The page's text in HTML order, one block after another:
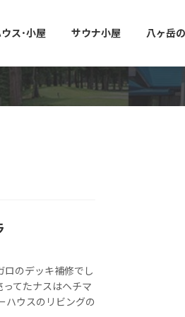
ス･小屋 サウナ小屋 八ヶ岳
のデッキ補修でし
てたナスはヘチマ
ハウスのリビングの